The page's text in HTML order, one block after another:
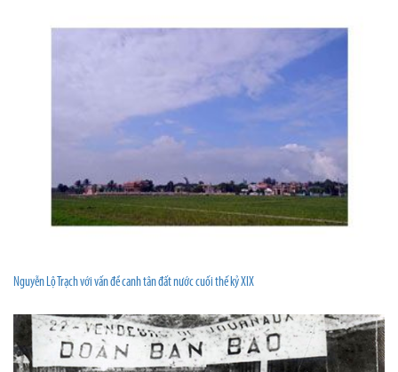
Nguyễn Lộ Trạch với vấn đề canh tân đất nước cuối thế kỷ XIX